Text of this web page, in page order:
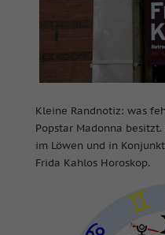
Kleine Randnotiz: was
Popstar Madonna
im Löwen und in
Frida Kahlos Horoskop.